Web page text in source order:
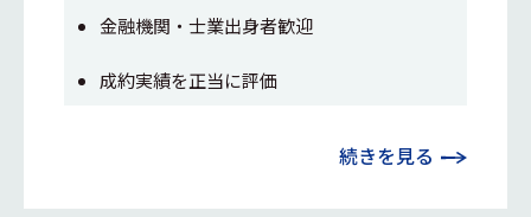
金融機関・士業出身者歓迎
成約実績を正当に評価
続きを見る